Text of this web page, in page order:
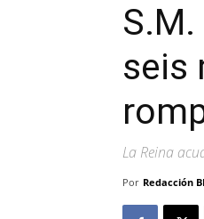
seis
La Reina
Por Redacción